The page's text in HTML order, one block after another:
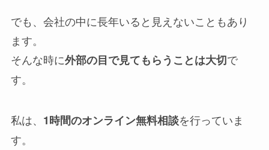
でも、会社の中に長年いると見えないこともあり
ます。
そんな時に外部の目で見てもらうことは大切で
す。
私は、 1時間のオンライン無料相談を行っていま
す。